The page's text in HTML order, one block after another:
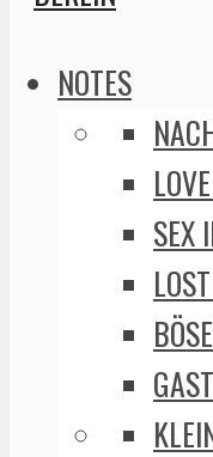
NOTES
SEX